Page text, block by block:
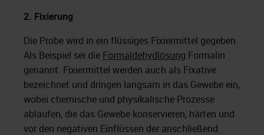
2. Fixierung
Die Probe wird in ein flüssiges Fixiermittel gegeben.
Als Beispiel sei die Formaldehydlösung Formalin
genannt. Fixiermittel werden auch als Fixative
bezeichnet und dringen langsam in das Gewebe ein,
wobei chemische und physikalische Prozesse
ablaufen, die das Gewebe konservieren, härten und
vor den negativen Einflüssen der anschließend